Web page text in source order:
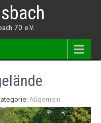
70 e.V.
Allgemein